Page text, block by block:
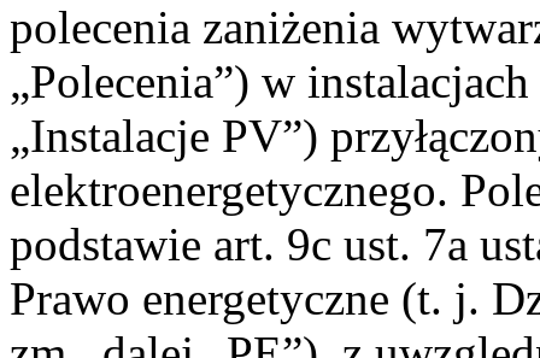
polecenia zaniżenia
„Polecenia”) w
„Instalacje PV”)
elektroenergetycznego.
podstawie art. 9c ust. 7a
Prawo energetyczne (t. j.